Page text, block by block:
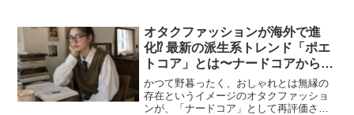
を添えてくれます。ファッションアイテ
ムが充実する...
オタクファッションが海外で進
化⁉︎ 最新の派生系トレンド「ポエ
トコア」とは〜ナードコアから広
がる新潮流
かつて野暮ったく、おしゃれとは無縁の
存在というイメージのオタクファッショ
ンが、「ナードコア」として再評価さ